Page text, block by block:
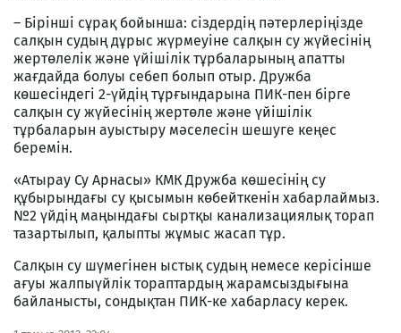
– Бірінші сұрақ бойынша: сіздердің пәтерлеріңізде
салқын судың дұрыс жүрмеуіне салқын су жүйесінің
жертөлелік және үйішілік тұрбаларының апатты
жағдайда болуы себеп болып отыр. Дружба
көшесіндегі 2-үйдің тұрғындарына ПИК-пен бірге
салқын су жүйесінің жертөле және үйішілік
тұрбаларын ауыстыру мәселесін шешуге кеңес
беремін.
«Атырау Су Арнасы» КМК Дружба көшесінің су
құбырындағы су қысымын көбейткенін хабарлаймыз.
№2 үйдің маңындағы сыртқы канализациялық торап
тазартылып, қалыпты жұмыс жасап тұр.
Салқын су шүмегінен ыстық судың немесе керісінше
ағуы жалпыүйлік тораптардың жарамсыздығына
байланысты, сондықтан ПИК-ке хабарласу керек.